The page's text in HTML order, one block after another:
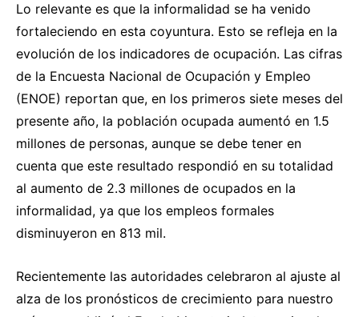
Lo relevante es que la informalidad se ha venido
fortaleciendo en esta coyuntura. Esto se refleja en la
evolución de los indicadores de ocupación. Las cifras
de la Encuesta Nacional de Ocupación y Empleo
(ENOE) reportan que, en los primeros siete meses del
presente año, la población ocupada aumentó en 1.5
millones de personas, aunque se debe tener en
cuenta que este resultado respondió en su totalidad
al aumento de 2.3 millones de ocupados en la
informalidad, ya que los empleos formales
disminuyeron en 813 mil.
Recientemente las autoridades celebraron al ajuste al
alza de los pronósticos de crecimiento para nuestro